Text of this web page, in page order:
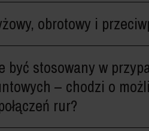
obrotowy i
być stosowany w
– chodzi o
rur?